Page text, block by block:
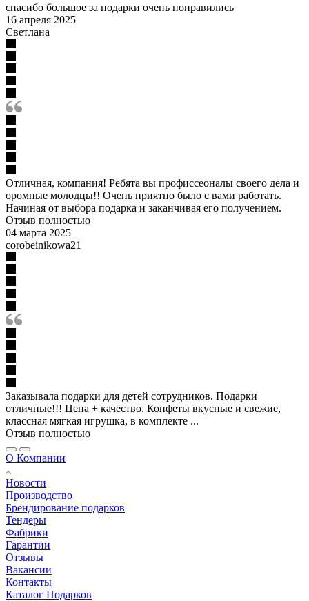
спасибо большое за подарки очень понравились
16 апреля 2025
Светлана
Отличная, компания! Ребята вы профиссеоналы своего дела и
оромные молодцы!! Очень приятно было с вами работать.
Начиная от выбора подарка и заканчивая его получением.
Отзыв полностью
04 марта 2025
corobeinikowa21
Заказывала подарки для детей сотрудников. Подарки
отличные!!! Цена + качество. Конфеты вкусные и свежие,
классная мягкая игрушка, в комплекте ...
Отзыв полностью
О Компании
Новости
Производство
Брендирование подарков
Тендеры
Фабрики
Гарантии
Отзывы
Вакансии
Контакты
Каталог Подарков